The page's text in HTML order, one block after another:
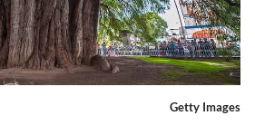
Getty Images